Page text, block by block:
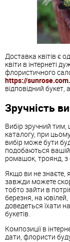
Доставка квітів є
квіти в інтернеті
флористичного
https://
відповідний букет, а
Зручність
Вибір зручний тим,
каталогу, при
вибір можебути
подобаються вашій
ромашок, троянд, з
Якщо ви незнаєте,
завжди можете
тобтозайти в
березня, на ювілей,
доведеться їхати на
букетів.
Композиції в
дати, флористи